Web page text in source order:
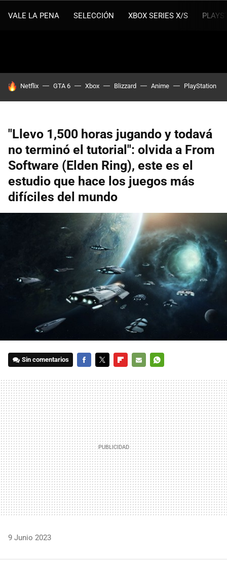
VALE LA PENA SELECCIÓN XBOX SERIES X/S
HOY SE HABLA DE
Netflix GTA 6 Xbox Blizzard Anime PlayStation
"Llevo 1,500 horas jugando y todavá
no terminó el tutorial": olvida a From
Software (Elden Ring), este es el
estudio que hace los juegos más
difíciles del mundo
Sin comentarios
MAIL
9 Junio 2023